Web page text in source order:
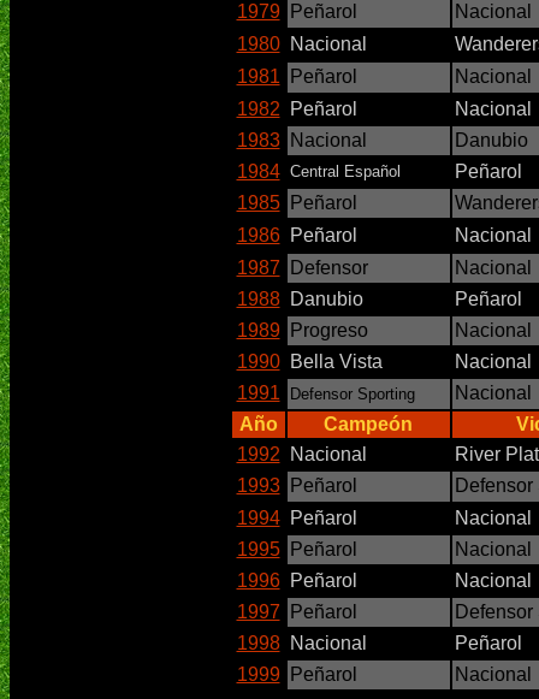
1979
Peñarol
Nacional
1980
Nacional
1981
Peñarol
Nacional
1982
Peñarol
Nacional
1983
Nacional
Danubio
1984 Central Español
Peñarol
1985
Peñarol
1986
Peñarol
Nacional
1987
Defensor
Nacional
1988
Danubio
Peñarol
1989
Progreso
Nacional
1990
Bella Vista
Nacional
1991
Defensor Sporting
Nacional
Año
Campeón
1992
Nacional
River
1993
Peñarol
Defensor
1994
Peñarol
Nacional
1995
Peñarol
Nacional
1996
Peñarol
Nacional
1997
Peñarol
Defensor
1998
Nacional
Peñarol
1999
Peñarol
Nacional